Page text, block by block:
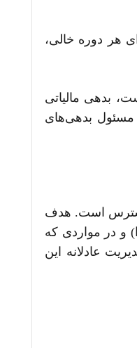
هر دوره خالی،
بدهی مالیاتی
مسئول بدهی‌های
استان از نظر فنی در دسترس است. هدف
و در مواردی که
عادلانه این